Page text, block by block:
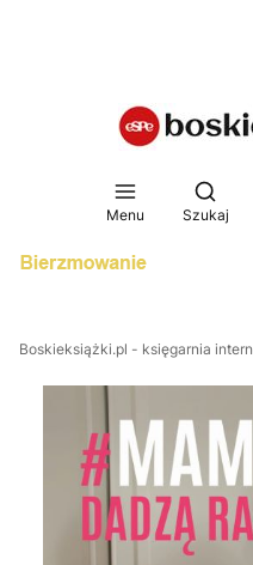
Menu Szukaj
Boskieksiążki.pl - księgarnia